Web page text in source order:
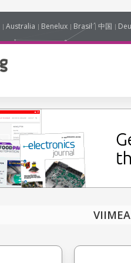
Australia Benelux Brasil 中国